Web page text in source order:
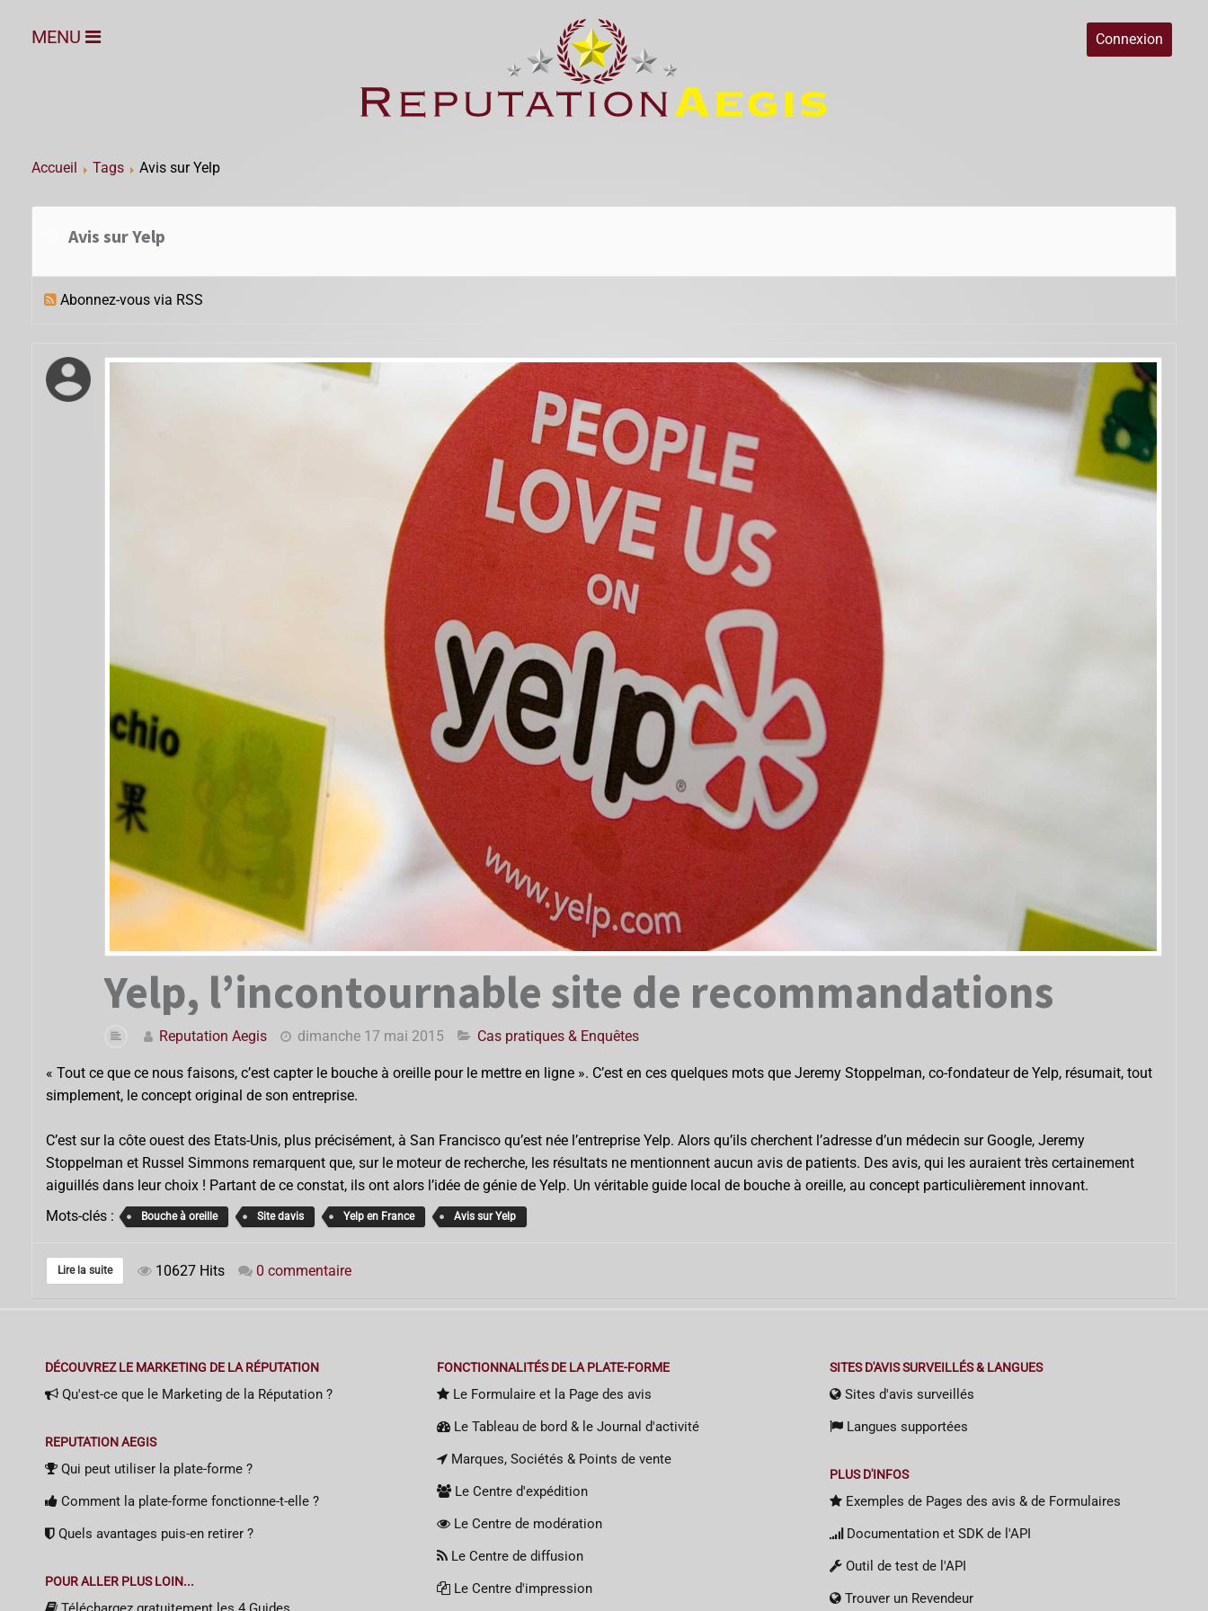
Connexion
MENU
Accueil Tags Avis sur Yelp
Avis sur Yelp
Abonnez-vous via RSS
Yelp, l’incontournable site de recommandations
Reputation Aegis dimanche 17 mai 2015 Cas pratiques & Enquêtes
« Tout ce que ce nous faisons, c’est capter le bouche à oreille pour le mettre en ligne ». C’est en ces quelques mots que Jeremy Stoppelman, co-fondateur de Yelp, résumait, tout
simplement, le concept original de son entreprise.
C’est sur la côte ouest des Etats-Unis, plus précisément, à San Francisco qu’est née l’entreprise Yelp. Alors qu’ils cherchent l’adresse d’un médecin sur Google, Jeremy
Stoppelman et Russel Simmons remarquent que, sur le moteur de recherche, les résultats ne mentionnent aucun avis de patients. Des avis, qui les auraient très certainement
aiguillés dans leur choix ! Partant de ce constat, ils ont alors l’idée de génie de Yelp. Un véritable guide local de bouche à oreille, au concept particulièrement innovant.
Mots-clés :
Bouche à oreille Site davis Yelp en France Avis sur Yelp
Lire la suite 10627 Hits 0 commentaire
DÉCOUVREZ LE MARKETING DE LA RÉPUTATION
Qu'est-ce que le Marketing de la Réputation ?
REPUTATION AEGIS
Qui peut utiliser la plate-forme ?
Comment la plate-forme fonctionne-t-elle ?
Quels avantages puis-en retirer ?
POUR ALLER PLUS LOIN...
FONCTIONNALITÉS DE LA PLATE-FORME
Le Formulaire et la Page des avis
Le Tableau de bord & le Journal d'activité
Marques, Sociétés & Points de vente
Le Centre d'expédition
Le Centre de modération
Le Centre de diffusion
Le Centre d'impression
SITES D'AVIS SURVEILLÉS & LANGUES
Sites d'avis surveillés
Langues supportées
PLUS D'INFOS
Exemples de Pages des avis & de Formulaires
Documentation et SDK de l'API
Outil de test de l'API
Trouver un Revendeur